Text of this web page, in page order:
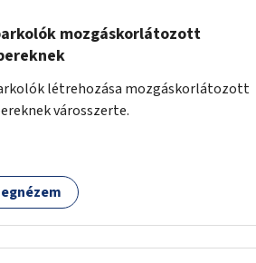
mozgáskorlátozott
létrehozása mozgáskorlátozott
városszerte.